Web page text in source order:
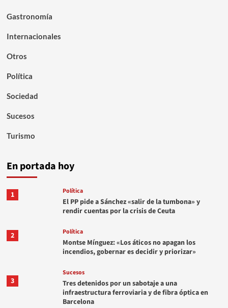
Gastronomía
Internacionales
Otros
Política
Sociedad
Sucesos
Turismo
En portada hoy
1 Política
El PP pide a Sánchez «salir de la tumbona» y
rendir cuentas por la crisis de Ceuta
2 Política
Montse Mínguez: «Los áticos no apagan los
incendios, gobernar es decidir y priorizar»
3
Sucesos
Tres detenidos por un sabotaje a una
infraestructura ferroviaria y de fibra óptica en
Barcelona